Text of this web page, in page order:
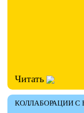
Читать
КОЛЛАБОРАЦИИ С